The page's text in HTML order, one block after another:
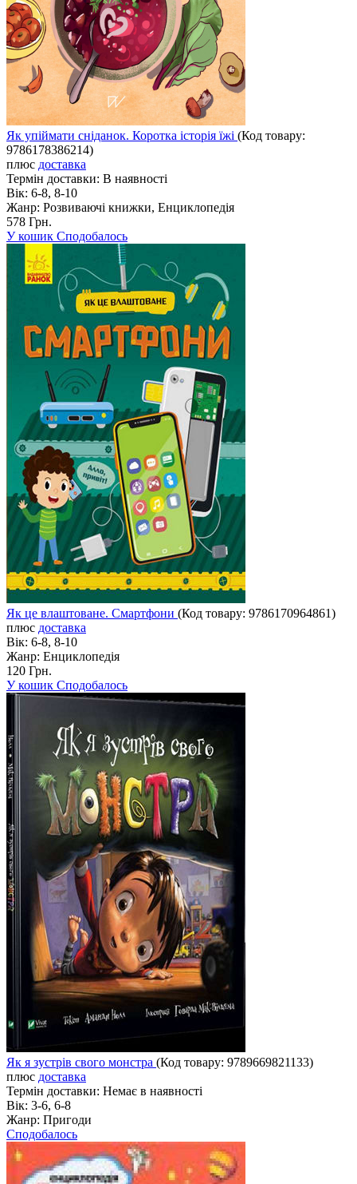
Як упіймати сніданок. Коротка історія їжі (Код товару:
9786178386214)
плюс доставка
Термін доставки: В наявності
Вік: 6-8, 8-10
Жанр: Розвиваючі книжки, Енциклопедія
578 Грн.
У кошик Сподобалось
Як це влаштоване. Смартфони (Код товару: 9786170964861)
плюс доставка
Вік: 6-8, 8-10
Жанр: Енциклопедія
120 Грн.
У кошик Сподобалось
Як я зустрів свого монстра (Код товару: 9789669821133)
плюс доставка
Термін доставки: Немає в наявності
Вік: 3-6, 6-8
Жанр: Пригоди
Сподобалось